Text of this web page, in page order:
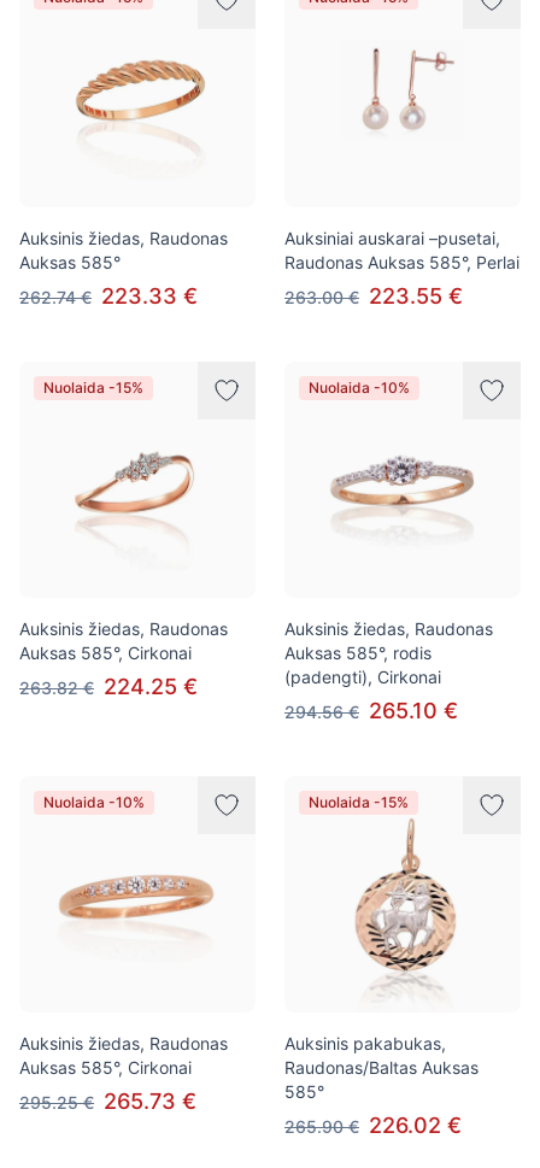
Auksinis žiedas, Raudonas
Auksas 585°
262.74 € 223.33 €
Auksiniai auskarai –pusetai,
Raudonas Auksas 585°, Perlai
263.00 € 223.55 €
Nuolaida -15%
Auksinis žiedas, Raudonas
Auksas 585°, Cirkonai
263.82 € 224.25 €
Nuolaida -10%
Auksinis žiedas, Raudonas
Auksas 585°, rodis
(padengti), Cirkonai
294.56 € 265.10 €
Nuolaida -10%
Auksinis žiedas, Raudonas
Auksas 585°, Cirkonai
295.25 € 265.73 €
Nuolaida -15%
Auksinis pakabukas,
Raudonas/Baltas Auksas
585°
265.90 € 226.02 €